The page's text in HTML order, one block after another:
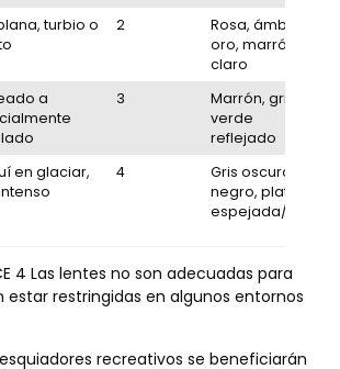
turbio o
2
Rosa, ámbar,
oro, marrón
claro
a
3
Marrón, gris,
verde
reflejado
en glaciar,
4
Gris oscuro,
negro, plata
espejada/azul
4 Las lentes no son adecuadas para
restringidas en algunos entornos
recreativos se beneficiarán